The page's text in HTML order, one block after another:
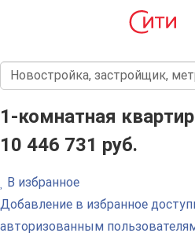
1-комнатная
10 446 731 руб.
В избранное
Добавление в избранное
авторизованным